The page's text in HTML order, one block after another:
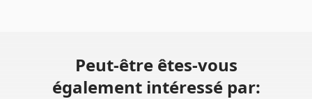
Peut-être êtes-vous
également intéressé par: